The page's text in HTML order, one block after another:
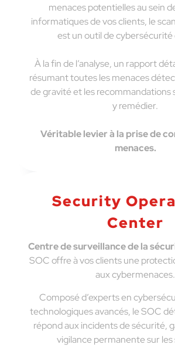
menaces potentielles au sein
informatiques de vos clients, le
est un outil de cybersécurité
À la fin de l’analyse, un rapport
résumant toutes les menaces
de gravité et les recommandations
y remédier.
Véritable levier à la prise de
menaces.
Security
Center
Centre de surveillance de la
SOC offre à vos clients une
aux cybermenaces.
Composé d’experts en
technologiques avancés, le SOC
répond aux incidents de sécurité,
vigilance permanente sur